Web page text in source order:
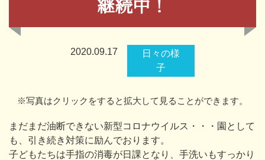
2020.09.17
日々の様
子
※写真はクリックをすると拡大して見ることができます。
まだまだ油断できない新型コロナウイルス・・・園として
も、引き続き対策に励んでおります。
子どもたちは手指の消毒が日課となり、手洗いもすっかり